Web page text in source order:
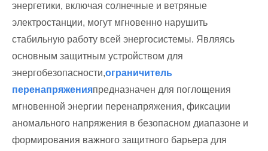
энергетики, включая солнечные и ветряные
электростанции, могут мгновенно нарушить
стабильную работу всей энергосистемы. Являясь
основным защитным устройством для
энергобезопасности,ограничитель
перенапряженияпредназначен для поглощения
мгновенной энергии перенапряжения, фиксации
аномального напряжения в безопасном диапазоне и
формирования важного защитного барьера для